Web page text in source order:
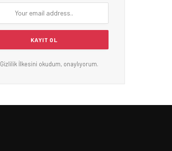
Gizlilik İlkesini okudum, onaylıyorum.